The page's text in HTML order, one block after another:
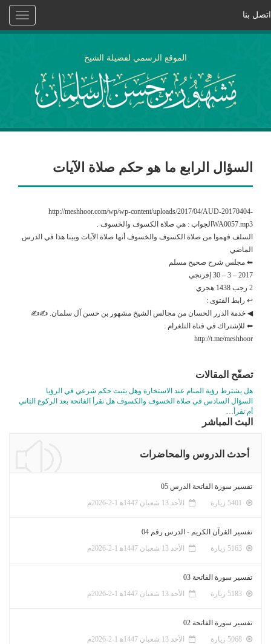
Toggle
اتصل بنا
الموقع الرسمي لفضيلة الشيخ
السؤال الرابع ما هو حكم صلاة الآيات
http://meshhoor.com/wp/wp-content/uploads/2017/04/AUD-20170404-
WA0057.mp3الجواب : هي صلاة الكسوف والخسوف .
السلف فهموا من صلاة الكسوف والخسوف أنها صلاة الآيات وبينا هذا في الدرس
الماضي
⬅ مجلس شرح صحيح مسلم
2017 – 3 – 30 إفرنجي
2 رجب 1438 هجري
↩ رابط الفتوى :
◀ خدمة الدرر الحسان من مجالس الشيخ مشهور بن حسن آل سلمان. ✍✍
⬅ للإشتراك في قناة التلغرام :
http://t.me/meshhoor
تصفّح المقالات
هل يشترط رؤية المنام عند الاستخارة وهل يثبت حكم شرعي في الرؤيا
السؤال السادس في صلاة الخسوف والكسوف هل نقرأ الفاتحة بعد الركوع الثاني
أم نقرأ…
البث المباشر
أحدث الدروس والمحاضرات
تفسير سورة الفاتحة الدرس 05
الأحد 13 شعبان 1447ﻫ 1-2-2026م
تفسير القرآن الكريم - الدرس رقم 04
الأحد 13 شعبان 1447ﻫ 1-2-2026م
تفسير سورة الفاتحة 03
الأحد 13 شعبان 1447ﻫ 1-2-2026م
تفسير سورة الفاتحة 02
الأحد 13 شعبان 1447ﻫ 1-2-2026م